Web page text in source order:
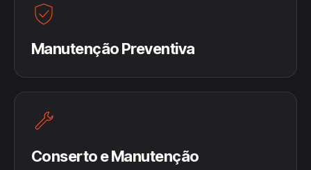
Manutenção Preventiva
Conserto e Manutenção